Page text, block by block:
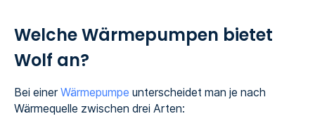
Welche Wärmepumpen bietet
Wolf an?
Bei einer Wärmepumpe unterscheidet man je nach
Wärmequelle zwischen drei Arten: